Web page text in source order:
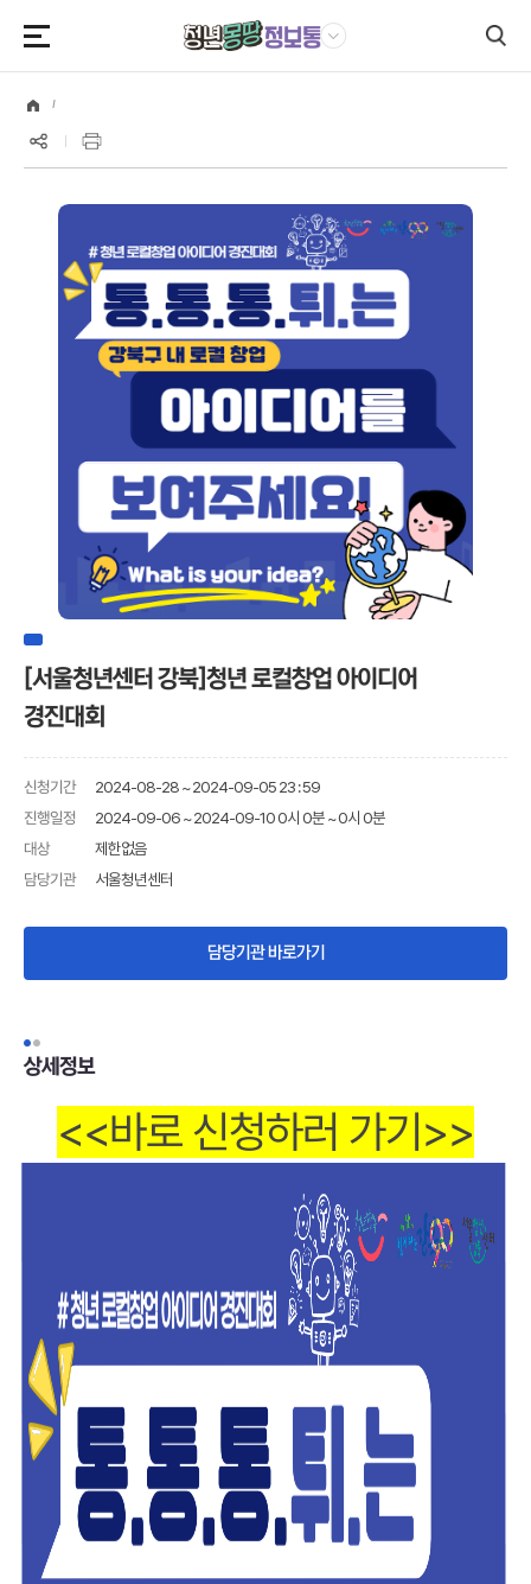
[서울청년센터 강북]청년 로컬창업 아이디어
경진대회
신청기간 2024-08-28 ~ 2024-09-05 23 : 59
진행일정 2024-09-06 ~ 2024-09-10 0시 0분 ~ 0시 0분
대상 제한없음
담당기관 서울청년센터
담당기관 바로가기
상세정보
<<바로 신청하러 가기>>